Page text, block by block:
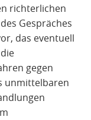
richterlichen
Gespräches
das eventuell
gegen
unmittelbaren